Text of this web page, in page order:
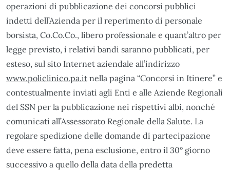
operazioni di pubblicazione dei concorsi pubblici
indetti dell’Azienda per il reperimento di personale
borsista, Co.Co.Co., libero professionale e quant’altro per
legge previsto, i relativi bandi saranno pubblicati, per
esteso, sul sito Internet aziendale all’indirizzo
www.policlinico.pa.it nella pagina “Concorsi in Itinere” e
contestualmente inviati agli Enti e alle Aziende Regionali
del SSN per la pubblicazione nei rispettivi albi, nonché
comunicati all’Assessorato Regionale della Salute. La
regolare spedizione delle domande di partecipazione
deve essere fatta, pena esclusione, entro il 30° giorno
successivo a quello della data della predetta